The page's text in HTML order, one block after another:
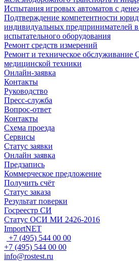
Испытания игровых автоматов с
Подтверждение компетентности
индивидуальных предпринимателей в
испытательного оборудования
Ремонт средств измерений
Ремонт и техническое обслуживание
медицинской техники
Онлайн-заявка
Контакты
Руководство
Пресс-служба
Вопрос-ответ
Контакты
Схема проезда
Сервисы
Статус заявки
Онлайн заявка
Предзапись
Коммерческое предложение
Получить счёт
Статус заказа
Результат поверки
Госреестр СИ
Статус ОСИ МИ 2426-2016
ImportNET
+7 (495) 544 00 00
+7 (495) 544 00 00
info@rostest.ru